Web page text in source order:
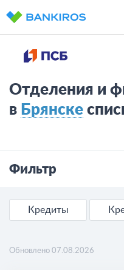
Отделения и
в Брянске
Фильтр
Отделения
Кредиты
Обновлено 07.08.2026